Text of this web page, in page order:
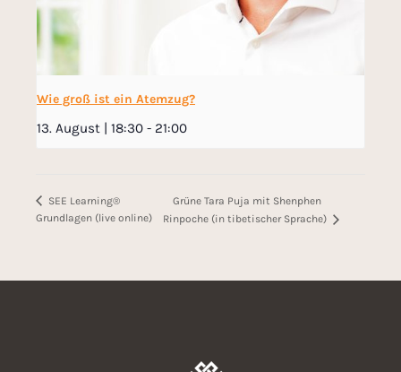
Wie groß ist ein Atemzug?
13. August | 18:30 - 21:00
SEE Learning®
Grundlagen (live online)
Grüne Tara Puja mit Shenphen
Rinpoche (in tibetischer Sprache)